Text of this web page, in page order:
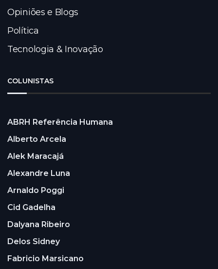
Opiniões e Blogs
Política
Tecnologia & Inovação
COLUNISTAS
ABRH Referência Humana
Alberto Arcela
Alek Maracajá
Alexandre Luna
Arnaldo Poggi
Cid Gadelha
Dalyana Ribeiro
Delos Sidney
Fabricio Marsicano